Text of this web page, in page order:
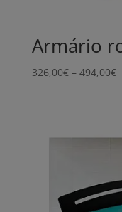
Armário
326,00€ – 494,00€